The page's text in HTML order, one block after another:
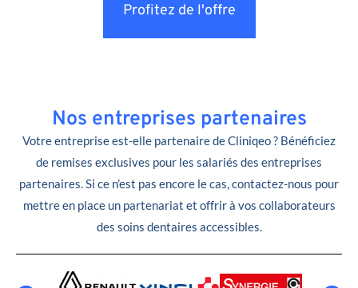
Profitez de l'offre
Nos entreprises partenaires
Votre entreprise est-elle partenaire de Cliniqeo ? Bénéficiez
de remises exclusives pour les salariés des entreprises
partenaires. Si ce n’est pas encore le cas, contactez-nous pour
mettre en place un partenariat et offrir à vos collaborateurs
des soins dentaires accessibles.